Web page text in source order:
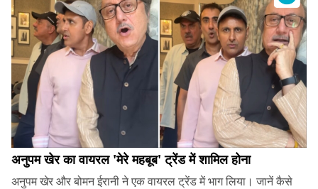
अनुपम खेर का वायरल 'मेरे महबूब' ट्रेंड में शामिल होना
अनुपम खेर और बोमन ईरानी ने एक वायरल ट्रेंड में भाग लिया। जानें कैसे